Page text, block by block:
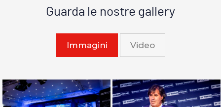
Guarda le nostre gallery
Immagini Video